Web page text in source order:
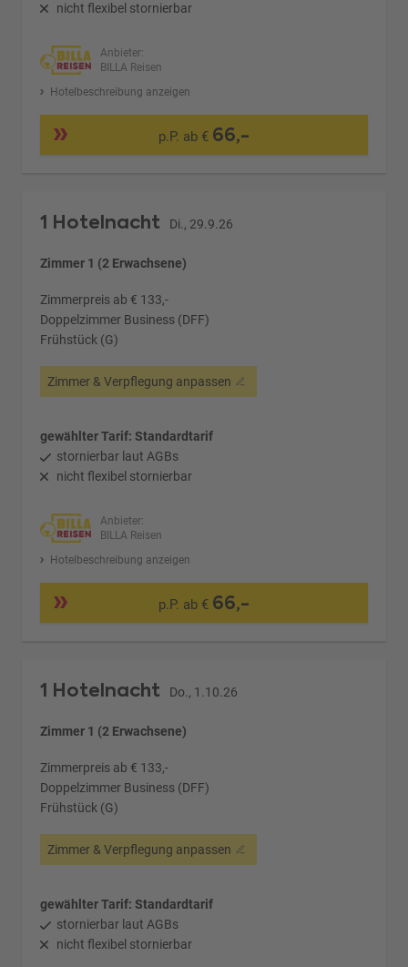
nicht flexibel stornierbar
Anbieter:
BILLA Reisen
Hotelbeschreibung anzeigen
p.P. ab € 66,-
1 Hotelnacht Di., 29.9.26
Zimmer 1 (2 Erwachsene)
Zimmerpreis ab € 133,-
Doppelzimmer Business (DFF)
Frühstück (G)
Zimmer & Verpflegung anpassen
gewählter Tarif: Standardtarif
stornierbar laut AGBs
nicht flexibel stornierbar
Anbieter:
BILLA Reisen
Hotelbeschreibung anzeigen
p.P. ab € 66,-
1 Hotelnacht Do., 1.10.26
Zimmer 1 (2 Erwachsene)
Zimmerpreis ab € 133,-
Doppelzimmer Business (DFF)
Frühstück (G)
Zimmer & Verpflegung anpassen
gewählter Tarif: Standardtarif
stornierbar laut AGBs
nicht flexibel stornierbar